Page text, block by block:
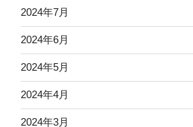
2024年7月
2024年6月
2024年5月
2024年4月
2024年3月